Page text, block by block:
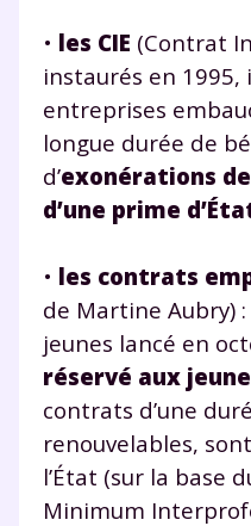
• les CIE (Contrat
instaurés en
entreprises
longue durée de
d’exonérations
d’une prime
• les contrats
de Martine Aubry)
jeunes lancé en
réservé aux
contrats d’une
renouvelables,
l’État (sur la base
Minimum
désinscrire à tout
désinscription présent
en savoir plus sur la
personnelles et pour
consulter notre charte